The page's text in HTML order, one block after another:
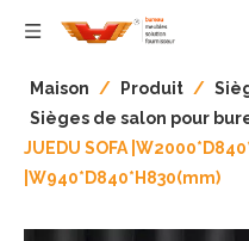
Maison / Produit /
Sièges de salon pour
JUEDU SOFA
|W940*D840*H830(mm)